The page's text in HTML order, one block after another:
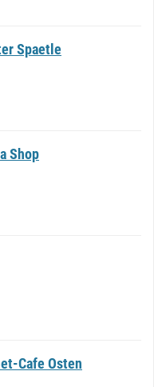
Spaetle
Shop
Cafe Osten